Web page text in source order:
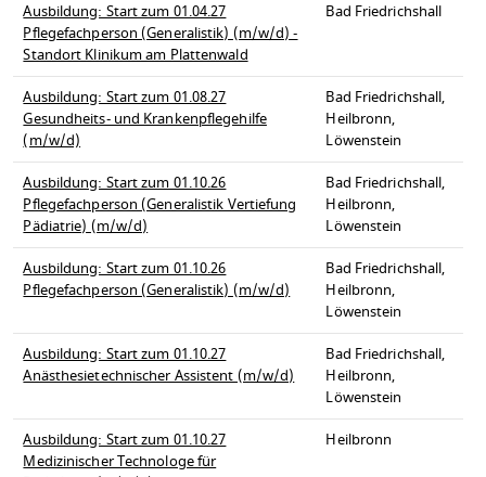
Ausbildung: Start zum 01.04.27
Pflegefachperson (Generalistik) (m/w/d) -
Standort Klinikum am Plattenwald
Bad Friedrichshall
Ausbildung: Start zum 01.08.27
Gesundheits- und Krankenpflegehilfe
(m/w/d)
Bad Friedrichshall,
Heilbronn,
Löwenstein
Ausbildung: Start zum 01.10.26
Pflegefachperson (Generalistik Vertiefung
Pädiatrie) (m/w/d)
Bad Friedrichshall,
Heilbronn,
Löwenstein
Ausbildung: Start zum 01.10.26
Pflegefachperson (Generalistik) (m/w/d)
Bad Friedrichshall,
Heilbronn,
Löwenstein
Ausbildung: Start zum 01.10.27
Anästhesietechnischer Assistent (m/w/d)
Bad Friedrichshall,
Heilbronn,
Löwenstein
Ausbildung: Start zum 01.10.27
Medizinischer Technologe für
Heilbronn